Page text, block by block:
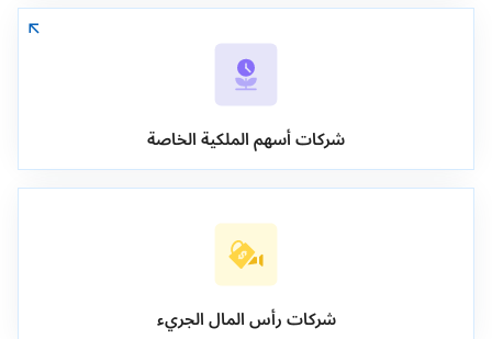
شركات أسهم الملكية الخاصة
شركات رأس المال الجريء